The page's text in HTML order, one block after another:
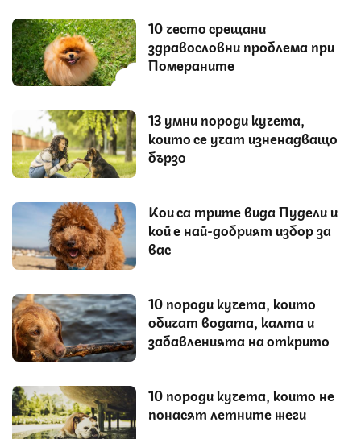
10 често срещани
здравословни проблема при
Помераните
13 умни породи кучета,
които се учат изненадващо
бързо
Кои са трите вида Пудели и
кой е най-добрият избор за
вас
10 породи кучета, които
обичат водата, калта и
забавленията на открито
10 породи кучета, които не
понасят летните жеги